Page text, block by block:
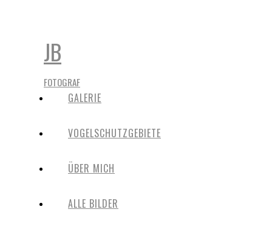
JB
FOTOGRAF
GALERIE
VOGELSCHUTZGEBIETE
ÜBER MICH
ALLE BILDER